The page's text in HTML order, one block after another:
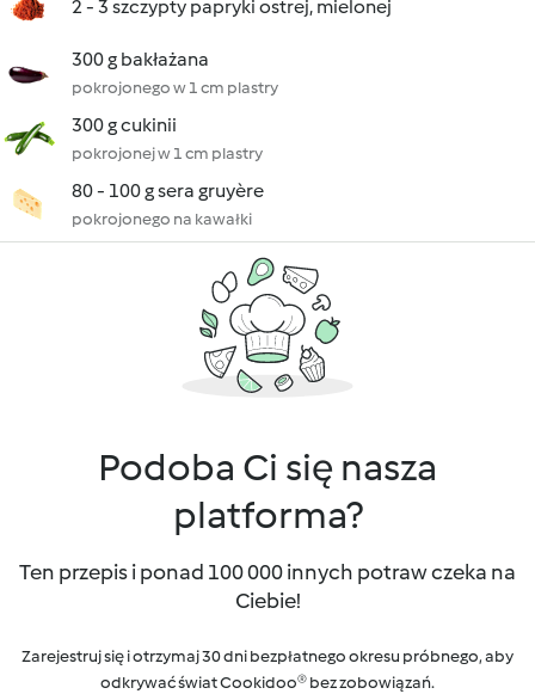
2 - 3 szczypty papryki ostrej, mielonej
300 g bakłażana
pokrojonego w 1 cm plastry
300 g cukinii
pokrojonej w 1 cm plastry
80 - 100 g sera gruyère
pokrojonego na kawałki
Podoba Ci się nasza
platforma?
Ten przepis i ponad 100 000 innych potraw czeka na
Ciebie!
Zarejestruj się i otrzymaj 30 dni bezpłatnego okresu próbnego, aby
odkrywać świat Cookidoo® bez zobowiązań.